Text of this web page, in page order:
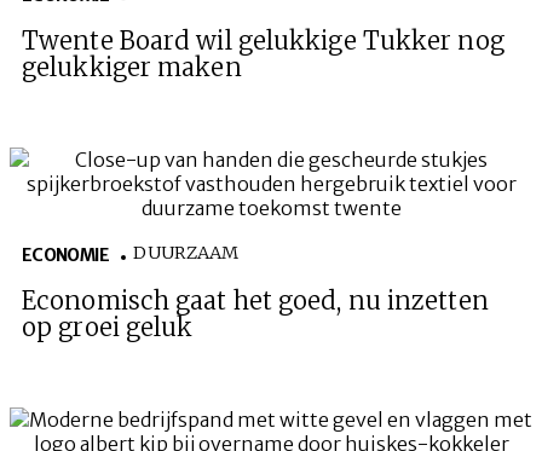
Twente Board wil gelukkige Tukker nog
gelukkiger maken
ECONOMIE DUURZAAM
Economisch gaat het goed, nu inzetten
op groei geluk